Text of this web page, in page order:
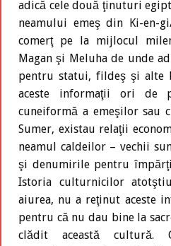
adică cele două ţinuturi
neamului emeş din Ki-en-
comerţ pe la mijlocul
Magan şi Meluha de unde
pentru statui, fildeş şi alte
aceste informaţii ori de
cuneiformă a emeşilor sau
Sumer, existau relaţii
neamul caldeilor – vechii
şi denumirile pentru
Istoria culturnicilor
aiurea, nu a reţinut aceste
pentru că nu dau bine la
clădit această cultură.